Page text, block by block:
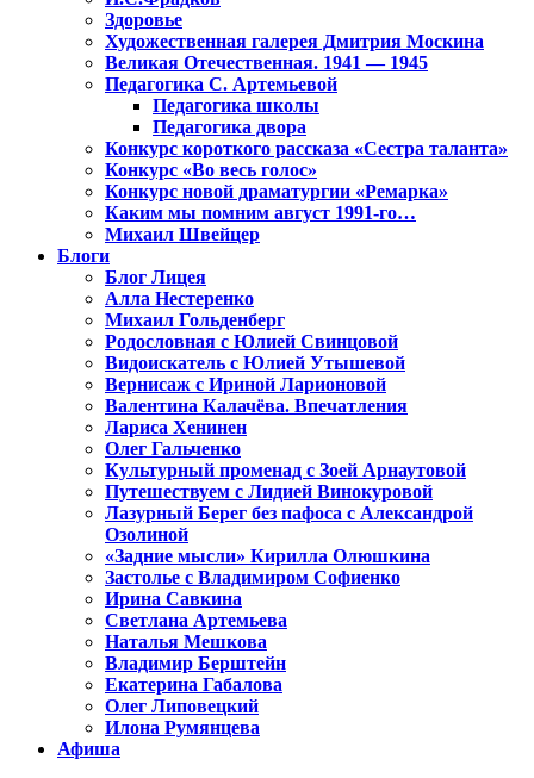
Здоровье
Художественная галерея Дмитрия Москина
Великая Отечественная. 1941 — 1945
Педагогика С. Артемьевой
Педагогика школы
Педагогика двора
Конкурс короткого рассказа «Сестра таланта»
Конкурс «Во весь голос»
Конкурс новой драматургии «Ремарка»
Каким мы помним август 1991-го…
Михаил Швейцер
Блоги
Блог Лицея
Алла Нестеренко
Михаил Гольденберг
Родословная с Юлией Свинцовой
Видоискатель с Юлией Утышевой
Вернисаж с Ириной Ларионовой
Валентина Калачёва. Впечатления
Лариса Хенинен
Олег Гальченко
Культурный променад с Зоей Арнаутовой
Путешествуем с Лидией Винокуровой
Лазурный Берег без пафоса с Александрой
Озолиной
«Задние мысли» Кирилла Олюшкина
Застолье с Владимиром Софиенко
Ирина Савкина
Светлана Артемьева
Наталья Мешкова
Владимир Берштейн
Екатерина Габалова
Олег Липовецкий
Илона Румянцева
Афиша